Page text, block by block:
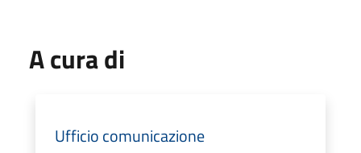
A cura di
Ufficio comunicazione